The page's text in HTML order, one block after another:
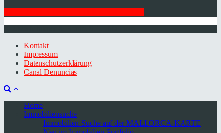
Kontakt
Impressum
Datenschutzerklärung
Canal Denuncias
Home
Immobiliensuche
Immobilien-Suche auf der MALLORCA-KARTE